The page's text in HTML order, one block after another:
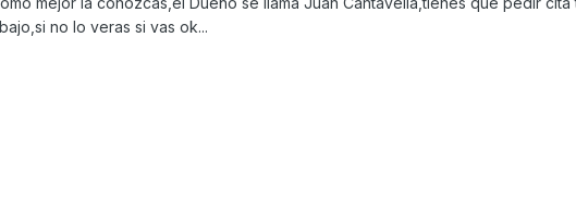
no lo veras si vas ok...